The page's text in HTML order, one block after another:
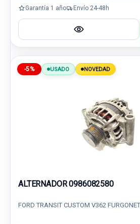
Garantía 1 año Envío 24-48h
-5% USADO NOVEDAD
ALTERNADOR 0986082580
FORD TRANSIT CUSTOM V362